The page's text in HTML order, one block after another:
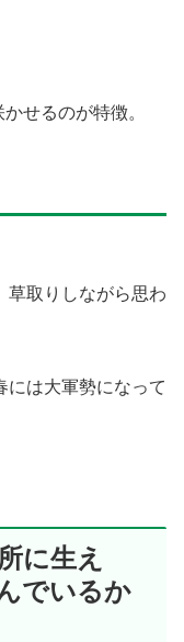
せるのが特徴。
草取りしながら思わ
は大軍勢になって
に生え
でいるか